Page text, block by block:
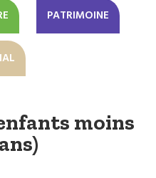
PATRIMOINE
moins